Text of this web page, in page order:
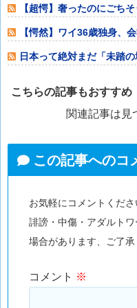
【超愕】奢ったのにごち
【愕然】ワイ36歳独身、
るも振られた
日本って絶対まだ「未踏
こちらの記事もおすすめ
関連記事は見
この記事へのコ
お気軽にコメントくださ
誹謗・中傷・アダルト
場合があります、ご了承
コメント ※